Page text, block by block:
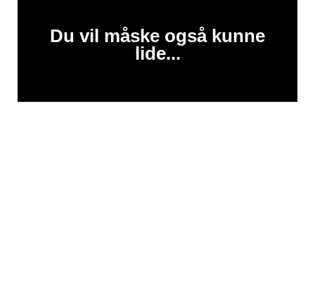
Du vil måske også kunne
lide...